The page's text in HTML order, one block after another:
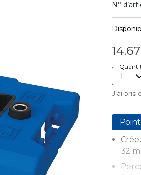
N°
J'ai pris
32